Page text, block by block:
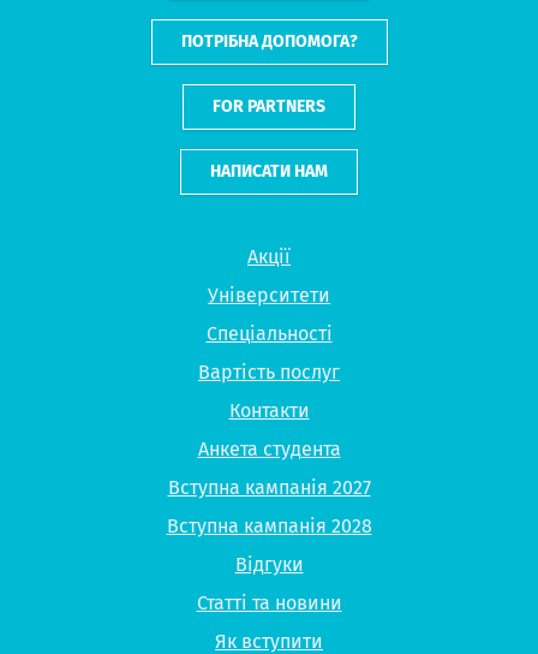
Акції
Університети
Спеціальності
Вартість послуг
Контакти
Анкета студента
Вступна кампанія 2027
Вступна кампанія 2028
Відгуки
Статті та новини
Як вступити
ПОТРІБНА ДОПОМОГА?
FOR PARTNERS
НАПИСАТИ НАМ